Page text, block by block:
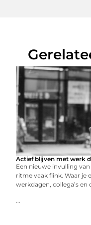
Actief blijven met werk
Een nieuwe invulling
ritme vaak flink. Waar je
werkdagen, collega’s en
...